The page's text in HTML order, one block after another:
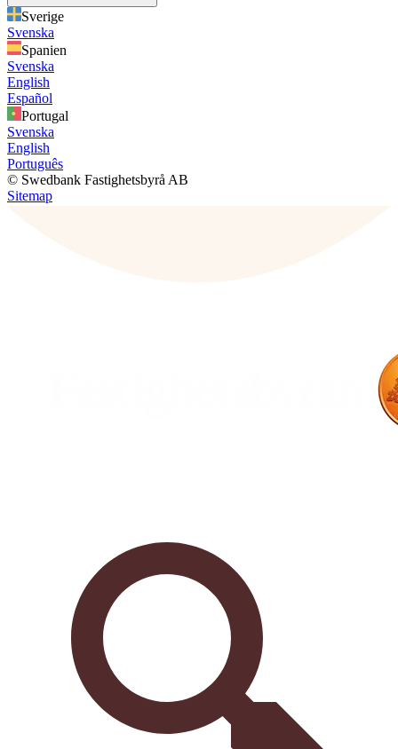
Sverige
Svenska
Spanien
Svenska
English
Español
Portugal
Svenska
English
Português
© Swedbank Fastighetsbyrå AB
Sitemap